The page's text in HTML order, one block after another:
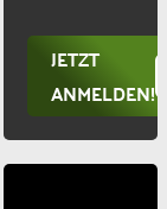
JETZT
ANMELDEN!